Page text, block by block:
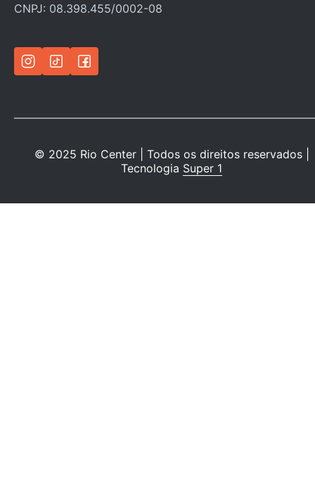
CNPJ: 08.398.455/0002-08
© 2025 Rio Center | Todos os direitos reservados |
Tecnologia Super 1